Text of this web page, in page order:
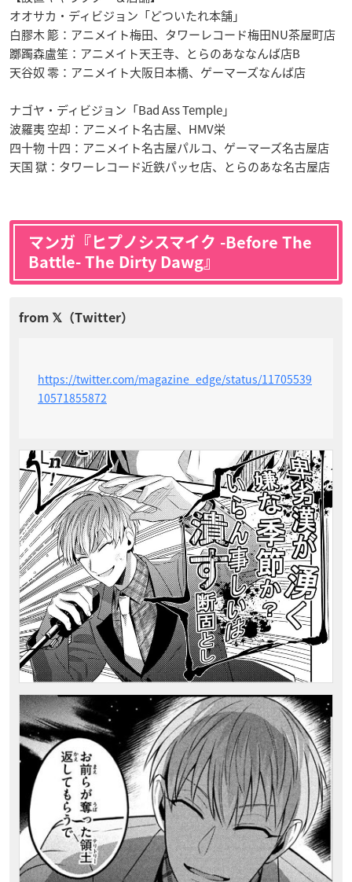
オオサカ・ディビジョン「どついたれ本舗」
白膠木 簓：アニメイト梅田、タワーレコード梅田NU茶屋町店
躑躅森盧笙：アニメイト天王寺、とらのあななんば店B
天谷奴 零：アニメイト大阪日本橋、ゲーマーズなんば店
ナゴヤ・ディビジョン「Bad Ass Temple」
波羅夷 空却：アニメイト名古屋、HMV栄
四十物 十四：アニメイト名古屋パルコ、ゲーマーズ名古屋店
天国 獄：タワーレコード近鉄パッセ店、とらのあな名古屋店
マンガ『ヒプノシスマイク -Before The
Battle- The Dirty Dawg』
https://twitter.com/magazine_edge/status/11705539
10571855872